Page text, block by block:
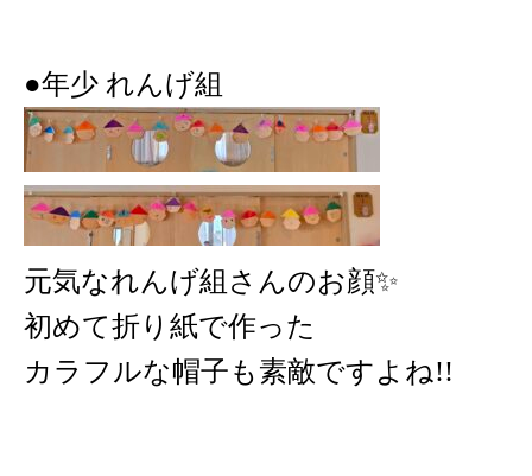
●年少 れんげ組
元気なれんげ組さんのお顔✨️
初めて折り紙で作った
カラフルな帽子も素敵ですよね!!